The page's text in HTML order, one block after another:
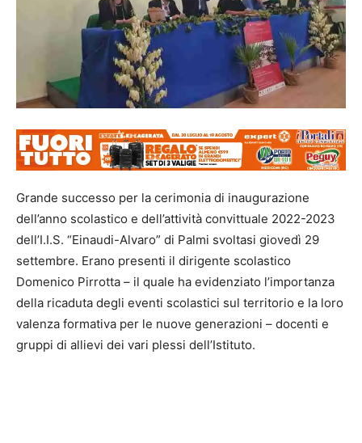
Grande successo per la cerimonia di inaugurazione
dell’anno scolastico e dell’attività convittuale 2022-2023
dell’I.I.S. “Einaudi-Alvaro” di Palmi svoltasi giovedì 29
settembre. Erano presenti il dirigente scolastico
Domenico Pirrotta – il quale ha evidenziato l’importanza
della ricaduta degli eventi scolastici sul territorio e la loro
valenza formativa per le nuove generazioni – docenti e
gruppi di allievi dei vari plessi dell’Istituto.